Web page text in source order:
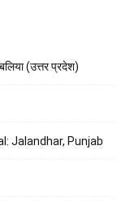
(उत्तर प्रदेश)
Jalandhar, Punjab